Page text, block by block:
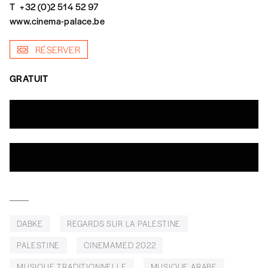
Vous vous abonnez pour l’année civile en
financièrement à tout moment, même après
avoir reçu plusieurs numéros. Ce paiement
T +32 (0)2 514 52 97
www.cinema-palace.be
RÉSERVER
GRATUIT
DABKE
REGARDS SUR LA PALESTINE
PALESTINE
CINEMAMED 2022